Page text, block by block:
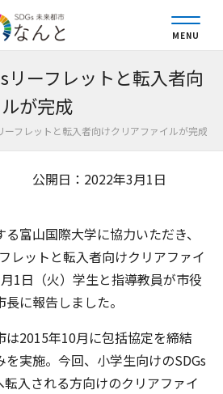
MENU
リーフレットと転入者向
が完成
ーフレットと転入者向けクリアファイルが完成
公開日：2022年3月1日
富山国際大学に協力いただき、
レットと転入者向けクリアファイ
1日（火）学生と指導教員が市役
に報告しました。
は2015年10月に包括協定を締結
を実施。今回、小学生向けのSDGs
転入される方向けのクリアファイ